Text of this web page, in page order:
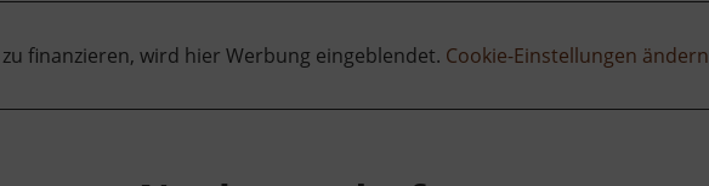
finanzieren, wird hier Werbung eingeblendet. Cookie-Einstellungen ändern